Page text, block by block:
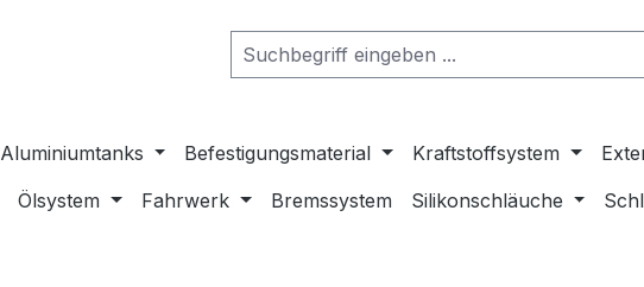
Aluminiumtanks Befestigungsmaterial Kraftstoffsystem
Ölsystem Fahrwerk Bremssystem Silikonschläuche